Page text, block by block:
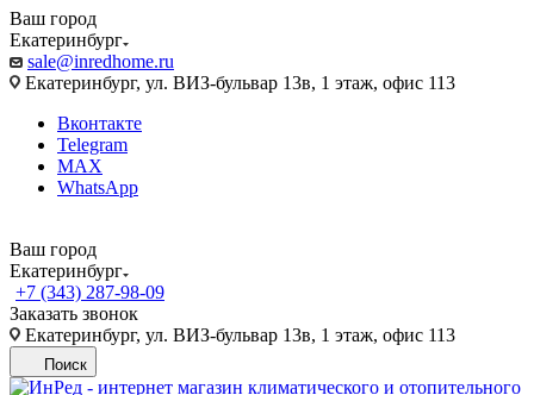
Ваш город
Екатеринбург
sale@inredhome.ru
Екатеринбург, ул. ВИЗ-бульвар 13в, 1 этаж, офис 113
Вконтакте
Telegram
MAX
WhatsApp
Ваш город
Екатеринбург
+7 (343) 287-98-09
Заказать звонок
Екатеринбург, ул. ВИЗ-бульвар 13в, 1 этаж, офис 113
Поиск